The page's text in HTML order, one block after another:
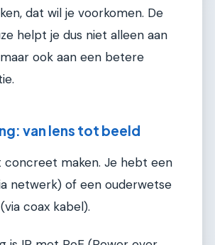
dat wil je voorkomen. De
helpt je dus niet alleen aan
ook aan een betere
van lens tot beeld
concreet maken. Je hebt een
netwerk) of een ouderwetse
coax kabel).